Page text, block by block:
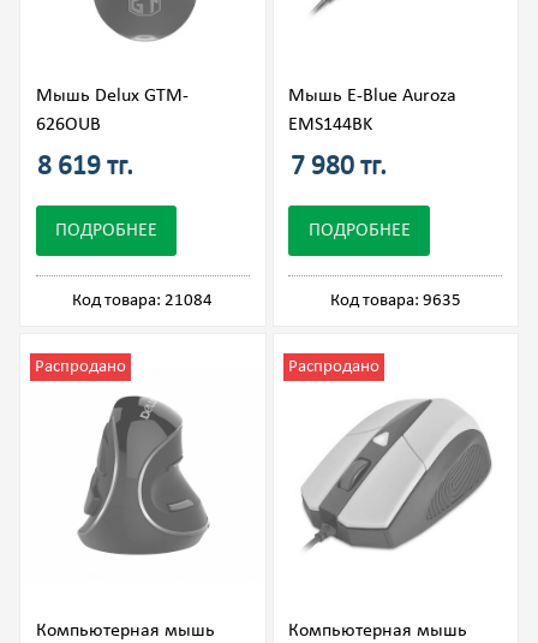
Мышь Delux GTM-
626OUB
8 619 тг.
ПОДРОБНЕЕ
Код товара: 21084
Мышь E-Blue Auroza
EMS144BK
7 980 тг.
ПОДРОБНЕЕ
Код товара: 9635
Компьютерная мышь
Распродано
Компьютерная мышь
Распродано